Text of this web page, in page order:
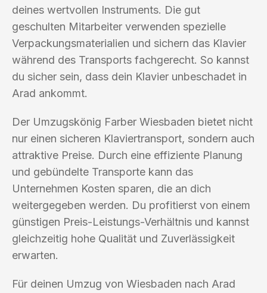
deines wertvollen Instruments. Die gut
geschulten Mitarbeiter verwenden spezielle
Verpackungsmaterialien und sichern das Klavier
während des Transports fachgerecht. So kannst
du sicher sein, dass dein Klavier unbeschadet in
Arad ankommt.
Der Umzugskönig Farber Wiesbaden bietet nicht
nur einen sicheren Klaviertransport, sondern auch
attraktive Preise. Durch eine effiziente Planung
und gebündelte Transporte kann das
Unternehmen Kosten sparen, die an dich
weitergegeben werden. Du profitierst von einem
günstigen Preis-Leistungs-Verhältnis und kannst
gleichzeitig hohe Qualität und Zuverlässigkeit
erwarten.
Für deinen Umzug von Wiesbaden nach Arad